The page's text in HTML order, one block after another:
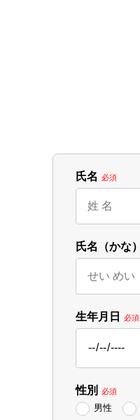
氏名 必須
氏名（かな）
生年月日 必須
性別 必須
男性